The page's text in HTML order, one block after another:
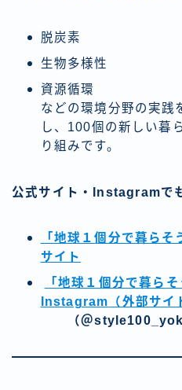
脱炭素
生物多様性
資源循環
などの環境分野の実践
し、100個の新しい暮
り組みです。
公式サイト・Instagramで
「地球１個分で暮ら
サイト
「地球１個分で暮ら
Instagram （外部サイ
（＠